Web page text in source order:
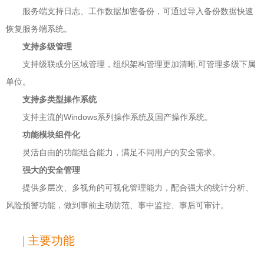
服务端支持日志、工作数据加密备份，可通过导入备份数据快速
恢复服务端系统。
支持多级管理
支持级联或分区域管理，组织架构管理更加清晰,可管理多级下属
单位。
支持多类型操作系统
支持主流的Windows系列操作系统及国产操作系统。
功能模块组件化
灵活自由的功能组合能力，满足不同用户的安全需求。
强大的安全管理
提供多层次、多视角的可视化管理能力，配合强大的统计分析、
风险预警功能，做到事前主动防范、事中监控、事后可审计。
| 主要功能